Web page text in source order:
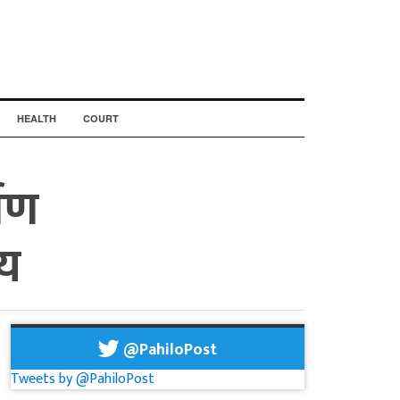
HEALTH COURT
@PahiloPost
Tweets by @PahiloPost